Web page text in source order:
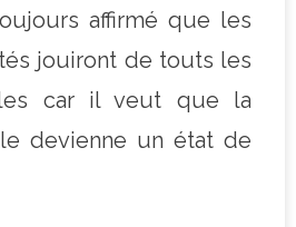
affirmé que les
jouiront de touts les
car il veut que la
devienne un état de